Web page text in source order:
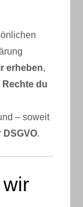
erheben,
Rechte du
– soweit
DSGVO.